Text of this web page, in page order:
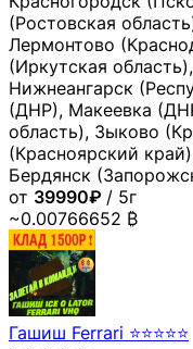
(Ростовская
Лермонтово
(Иркутская
Нижнеангарск
(ДНР), Макеевка
область), Зыково
(Красноярский
Бердянск
от 39990₽ / 5г
~0.00766652 ₿
Гашиш Ferrari ⭐⭐⭐⭐⭐